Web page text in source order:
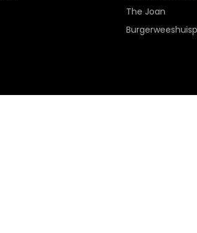
The Joan